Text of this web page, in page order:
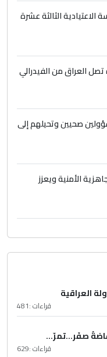
بلاد
الثالثة عشرة
صحيين وتحيلهم إلى
الأمنية ويعزز
العراقية
قراءات :481
صفَر…تمرّ...
قراءات :629